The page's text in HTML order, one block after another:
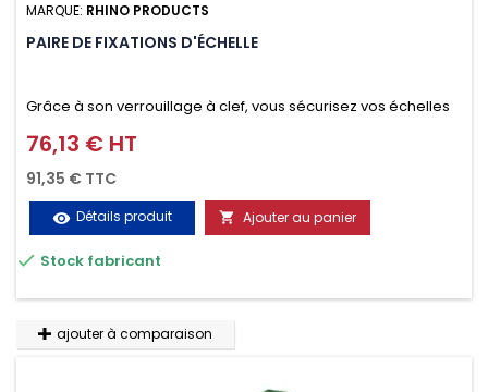
MARQUE: RHINO PRODUCTS
PAIRE DE FIXATIONS D'ÉCHELLE
Grâce à son verrouillage à clef, vous sécurisez vos échelles
d'un seul geste aussi bien contre le vol que pendant le
transport. Référence vendue par paire.
Prix
76,13 € HT
91,35 € TTC
visibility Détails produit  Ajouter au panier
 Stock fabricant
ajouter à comparaison